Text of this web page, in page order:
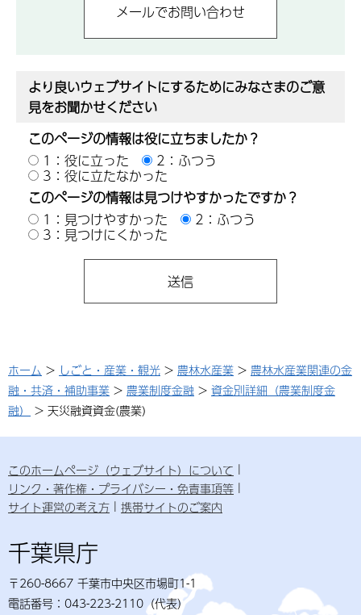
より良いウェブサイトにするためにみなさまのご意
見をお聞かせください
このページの情報は役に立ちましたか？
1：役に立った
2：ふつう
3：役に立たなかった
このページの情報は見つけやすかったですか？
1：見つけやすかった
2：ふつう
3：見つけにくかった
ホーム > しごと・産業・観光 > 農林水産業 > 農林水産業関連の金
融・共済・補助事業 > 農業制度金融 > 資金別詳細（農業制度金
融）
> 天災融資資金(農業)
このホームページ（ウェブサイト）について
リンク・著作権・プライバシー・免責事項等
サイト運営の考え方
携帯サイトのご案内
千葉県庁
〒260-8667 千葉市中央区市場町1-1
電話番号：043-223-2110（代表）